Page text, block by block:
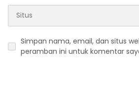
Simpan nama, email, dan situs
peramban ini untuk komentar